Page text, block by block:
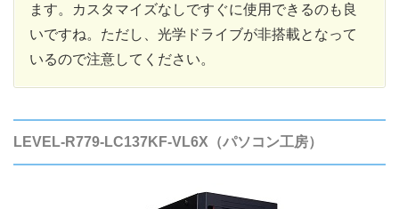
ます。カスタマイズなしですぐに使用できるのも良
いですね。ただし、光学ドライブが非搭載となって
いるので注意してください。
LEVEL-R779-LC137KF-VL6X（パソコン工房）